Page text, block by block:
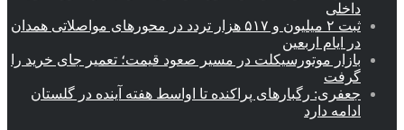
داخلی
ثبت ۲ میلیون و ۵۱۷ هزار تردد در محورهای مواصلاتی همدان
در ایام اربعین
بازار موتورسیکلت در مسیر صعود قیمت؛ تعمیر جای خرید را
گرفت
جعفری: رگبارهای پراکنده تا اواسط هفته آینده در گلستان
ادامه دارد